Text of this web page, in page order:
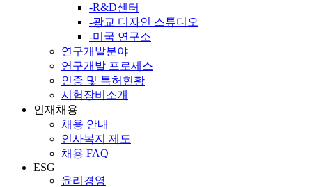
-R&D센터
-광교 디자인 스튜디오
-미국 연구소
연구개발분야
연구개발 프로세스
인증 및 특허현황
시험장비소개
인재채용
채용 안내
인사복지 제도
채용 FAQ
ESG
윤리경영